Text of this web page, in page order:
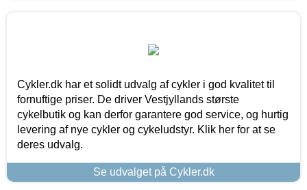
Cykler.dk har et solidt udvalg af cykler i god kvalitet til
fornuftige priser. De driver Vestjyllands største
cykelbutik og kan derfor garantere god service, og hurtig
levering af nye cykler og cykeludstyr. Klik her for at se
deres udvalg.
Se udvalget på Cykler.dk